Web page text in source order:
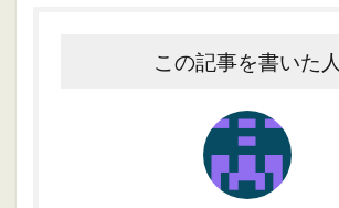
この記事を書いた人